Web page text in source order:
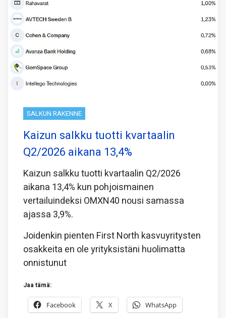
SALKUN RAKENNE
Kaizun salkku tuotti kvartaalin
Q2/2026 aikana 13,4%
Kaizun salkku tuotti kvartaalin Q2/2026
aikana 13,4% kun pohjoismainen
vertailuindeksi OMXN40 nousi samassa
ajassa 3,9%.
Joidenkin pienten First North kasvuyritysten
osakkeita en ole yrityksistäni huolimatta
onnistunut
Jaa tämä:
Facebook X WhatsApp